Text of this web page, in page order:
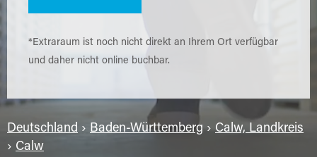
*Extraraum ist noch nicht direkt an Ihrem Ort verfügbar
und daher nicht online buchbar.
Deutschland › Baden-Württemberg › Calw, Landkreis
› Calw